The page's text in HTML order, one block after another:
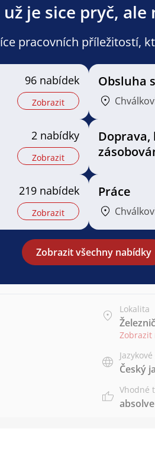
je sice pryč,
pracovních příležitostí,
96 nabídek
Zobrazit
Obsluha
2 nabídky
Zobrazit
Doprava,
219 nabídek
Zobrazit
Práce
Zobrazit všechny nabídky
Lokalita
Zobrazit
Český
Vhodné